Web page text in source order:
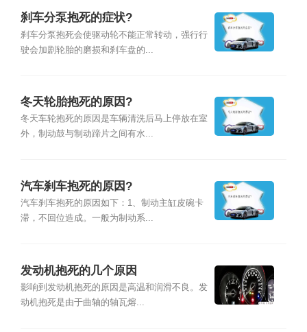
刹车分泵抱死的症状?
刹车分泵抱死会使驱动轮不能正常转动，强行行
驶会加剧轮胎的磨损和刹车盘的...
冬天轮胎抱死的原因?
冬天车轮抱死的原因是车辆清洗后马上停放在室
外，制动鼓与制动蹄片之间有水...
汽车刹车抱死的原因?
汽车刹车抱死的原因如下：1、制动主缸皮碗卡
滞，不回位造成。一般为制动系...
发动机抱死的几个原因
影响到发动机抱死的原因是高温和润滑不良。发
动机抱死是由于曲轴的轴瓦熔...